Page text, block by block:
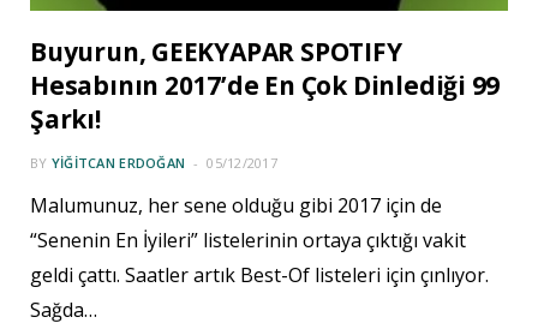
Buyurun, GEEKYAPAR SPOTIFY
Hesabının 2017’de En Çok Dinlediği 99
Şarkı!
BY YIĞITCAN ERDOĞAN 05/12/2017
Malumunuz, her sene olduğu gibi 2017 için de
“Senenin En İyileri” listelerinin ortaya çıktığı vakit
geldi çattı. Saatler artık Best-Of listeleri için çınlıyor.
Sağda…